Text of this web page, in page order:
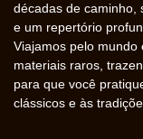
décadas de caminho,
e um repertório
Viajamos pelo mundo
materiais raros,
para que você
clássicos e às